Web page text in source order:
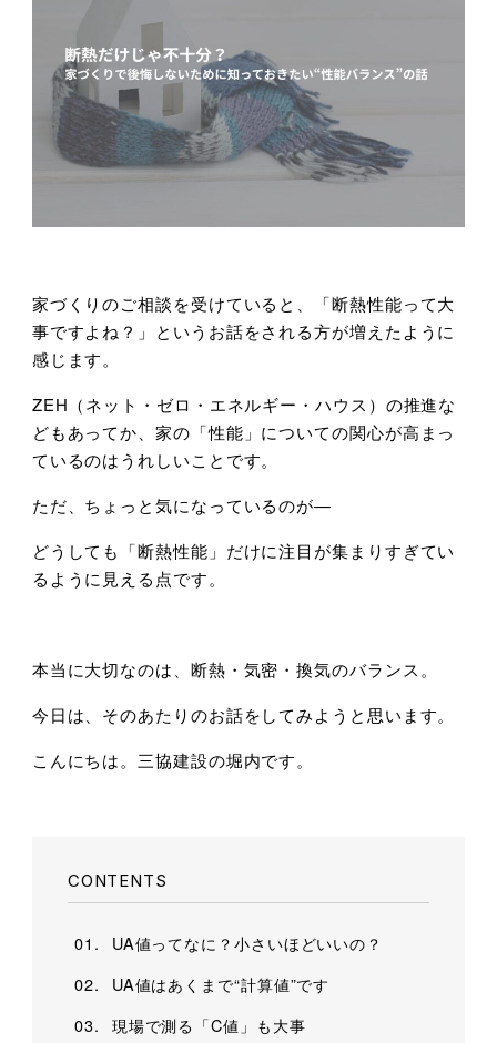
家づくりのご相談を受けていると、「断熱性能って大
事ですよね？」というお話をされる方が増えたように
感じます。
ZEH （ネット・ゼロ・エネルギー・ハウス）の推進な
どもあってか、家の「性能」についての関心が高まっ
ているのはうれしいことです。
ただ、ちょっと気になっているのが—
どうしても「断熱性能」だけに注目が集まりすぎてい
るように見える点です。
本当に大切なのは、断熱・気密・換気のバランス。
今日は、そのあたりのお話をしてみようと思います。
こんにちは。三協建設の堀内です。
CONTENTS
UA値ってなに？小さいほどいいの？
UA値はあくまで“計算値”です
現場で測る「C値」も大事